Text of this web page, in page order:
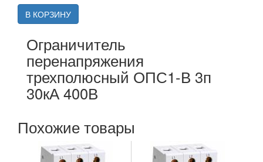
В КОРЗИНУ
Ограничитель
перенапряжения
трехполюсный ОПС1-В 3п
30кА 400В
Похожие товары